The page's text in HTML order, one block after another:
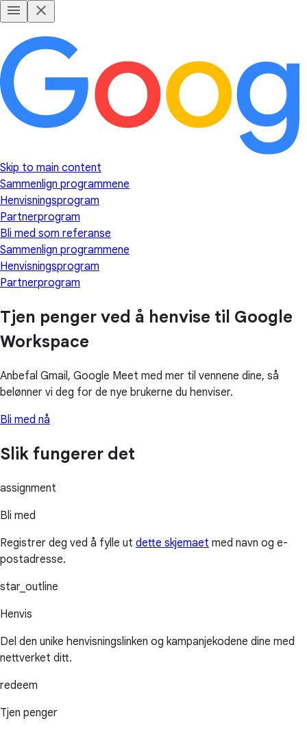
Skip to main content
Sammenlign programmene
Henvisningsprogram
Partnerprogram
Bli med som referanse
Sammenlign programmene
Henvisningsprogram
Partnerprogram
Tjen penger ved å henvise til Google
Workspace
Anbefal Gmail, Google Meet med mer til vennene dine, så
belønner vi deg for de nye brukerne du henviser.
Bli med nå
Slik fungerer det
assignment
Bli med
Registrer deg ved å fylle ut dette skjemaet med navn og e-
postadresse.
star_outline
Henvis
Del den unike henvisningslinken og kampanjekodene dine med
nettverket ditt.
redeem
Tjen penger